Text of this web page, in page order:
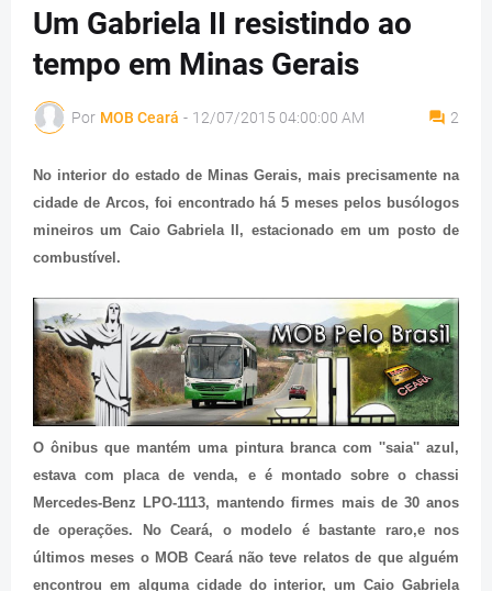
Um Gabriela II resistindo ao
tempo em Minas Gerais
Por MOB Ceará - 12/07/2015 04:00:00 AM 2
No interior do estado de Minas Gerais, mais precisamente na
cidade de Arcos, foi encontrado há 5 meses pelos busólogos
mineiros um Caio Gabriela II, estacionado em um posto de
combustível.
O ônibus que mantém uma pintura branca com ''saia'' azul,
estava com placa de venda, e é montado sobre o chassi
Mercedes-Benz LPO-1113, mantendo firmes mais de 30 anos
de operações. No Ceará, o modelo é bastante raro,e nos
últimos meses o MOB Ceará não teve relatos de que alguém
encontrou em alguma cidade do interior, um Caio Gabriela